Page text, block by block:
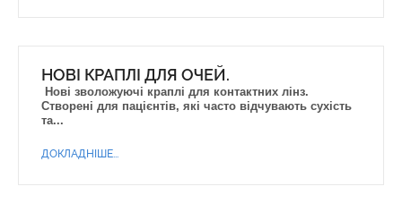
НОВІ КРАПЛІ ДЛЯ ОЧЕЙ.
Нові зволожуючі краплі для контактних лінз.
Створені для пацієнтів, які часто відчувають сухість
та...
ДОКЛАДНІШЕ...